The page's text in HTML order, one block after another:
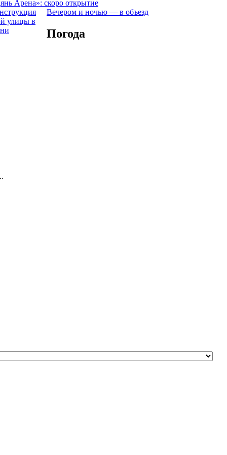
Арена»: скоро открытие
Вечером и ночью — в объезд
Погода